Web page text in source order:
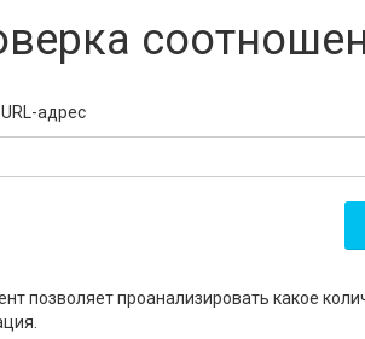
адрес
позволяет проанализировать какое